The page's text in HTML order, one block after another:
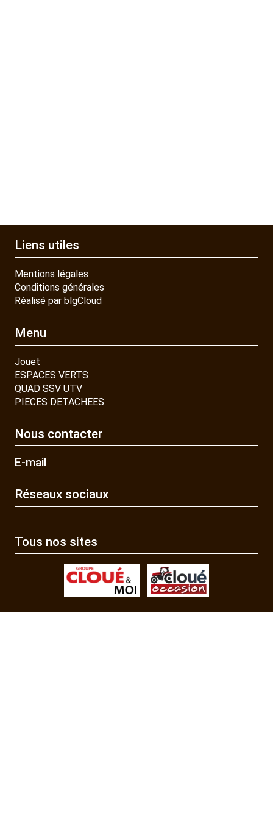
Liens utiles
Mentions légales
Conditions générales
Réalisé par blgCloud
Menu
Jouet
ESPACES VERTS
QUAD SSV UTV
PIECES DETACHEES
Nous contacter
E-mail
Réseaux sociaux
Tous nos sites